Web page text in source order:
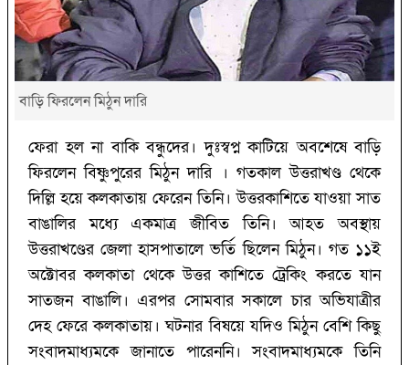
বাড়ি ফিরলেন মিঠুন দারি
ফেরা হল না বাকি বন্ধুদের। দুঃস্বপ্ন কাটিয়ে অবশেষে বাড়ি
ফিরলেন বিষ্ণুপুরের মিঠুন দারি । গতকাল উত্তরাখণ্ড থেকে
দিল্লি হয়ে কলকাতায় ফেরেন তিনি। উত্তরকাশিতে যাওয়া সাত
বাঙালির মধ্যে একমাত্র জীবিত তিনি। আহত অবস্থায়
উত্তরাখণ্ডের জেলা হাসপাতালে ভর্তি ছিলেন মিঠুন। গত ১১ই
অক্টোবর কলকাতা থেকে উত্তর কাশিতে ট্রেকিং করতে যান
সাতজন বাঙালি। এরপর সোমবার সকালে চার অভিযাত্রীর
দেহ ফেরে কলকাতায়। ঘটনার বিষয়ে যদিও মিঠুন বেশি কিছু
সংবাদমাধ্যমকে জানাতে পারেননি। সংবাদমাধ্যমকে তিনি